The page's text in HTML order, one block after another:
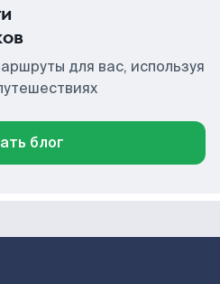
для вас, используя
блог